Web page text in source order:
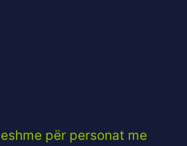
për personat me